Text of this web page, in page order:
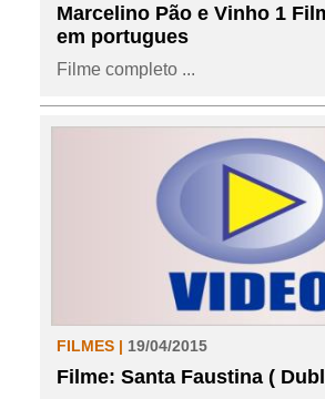
Marcelino Pão e Vinho 1
em portugues
Filme completo ...
FILMES | 19/04/2015
Filme: Santa Faustina (